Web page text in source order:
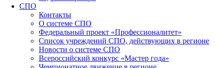
СПО
Контакты
О системе СПО
Федеральный проект «Профессионалитет»
Список учреждений СПО, действующих в регионе
Новости о системе СПО
Всероссийский конкурс «Мастер года»